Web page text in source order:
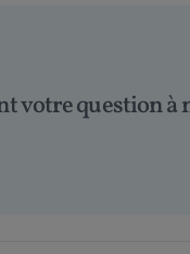
votre question à